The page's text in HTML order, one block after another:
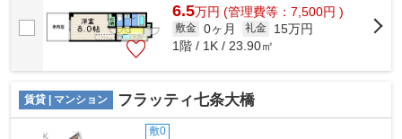
6.5万円 (管理費等：7,500円 )
敷金 0ヶ月 礼金
15万円
1階 / 1K / 23.90㎡
賃貸 | マンション フラッティ七条大橋
敷0